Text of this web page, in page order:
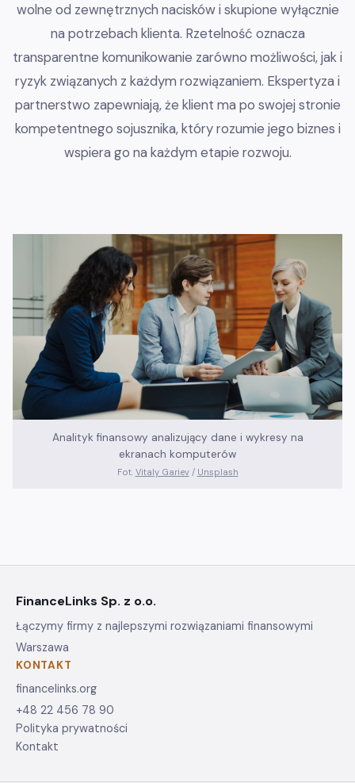
wolne od zewnętrznych nacisków i skupione wyłącznie
na potrzebach klienta. Rzetelność oznacza
transparentne komunikowanie zarówno możliwości, jak i
ryzyk związanych z każdym rozwiązaniem. Ekspertyza i
partnerstwo zapewniają, że klient ma po swojej stronie
kompetentnego sojusznika, który rozumie jego biznes i
wspiera go na każdym etapie rozwoju.
Analityk finansowy analizujący dane i wykresy na
ekranach komputerów
Fot. Vitaly Gariev/ Unsplash
FinanceLinks Sp. z o.o.
Łączymy firmy z najlepszymi rozwiązaniami finansowymi
Warszawa
KONTAKT
financelinks.org
+48 22 456 78 90
Polityka prywatności
Kontakt